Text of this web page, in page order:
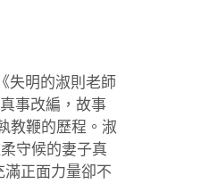
失明的淑則老師
事改編，故事
教鞭的歷程。淑
守候的妻子真
正面力量卻不